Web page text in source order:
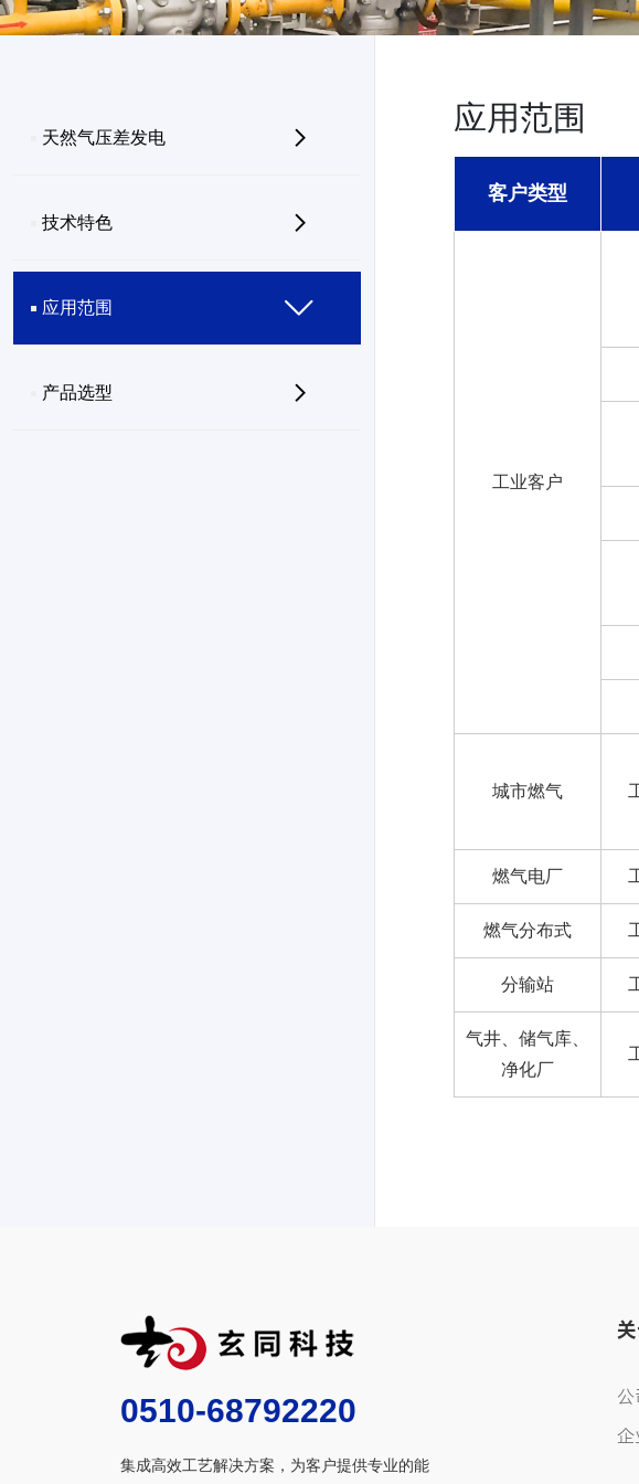
天然气压差发电
技术特色
应用范围
产品选型
应用范围
客户类型
工业客户
城市燃气
燃气电厂
燃气分布式
分输站
气井、储气库、
净化厂
0510-68792220
集成高效工艺解决方案，为客户提供专业的能
公
企